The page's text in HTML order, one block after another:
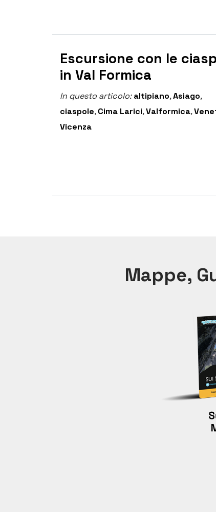
Escursione con le
in Val Formica
In questo articolo:altipiano,Asiago,
ciaspole,Cima Larici,Valformica,
Vicenza
Mappe,